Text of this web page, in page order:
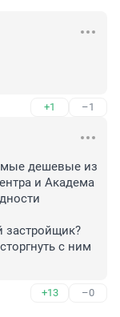
+1 –1
дешевые из
и Академа
застройщик?
с ним
+13 –0